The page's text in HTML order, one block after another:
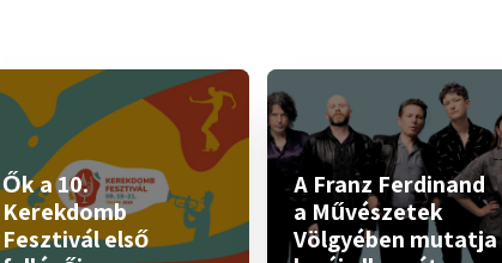
Ők a 10.
Kerekdomb
Fesztivál első
A Franz Ferdinand
a Művészetek
Völgyében mutatja